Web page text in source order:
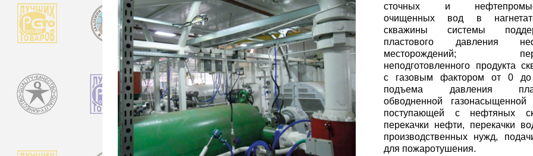
сточных и
очищенных вод в
скважины системы
пластового давления
месторождений;
неподготовленного продукта
с газовым фактором от 0 до
подъема давления
обводненной газонасыщенной
поступающей с нефтяных
перекачки нефти, перекачки
производственных нужд,
для пожаротушения.